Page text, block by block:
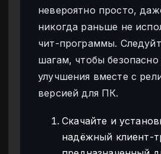
невероятно просто,
никогда раньше не
чит-программы.
шагам, чтобы безопасно
улучшения вместе с
версией для ПК.
Скачайте и
надёжный клиент-